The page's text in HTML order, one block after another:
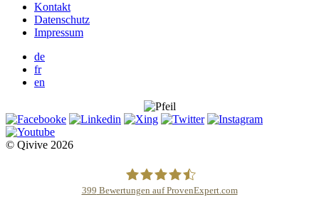
Kontakt
Datenschutz
Impressum
de
fr
en
© Qivive 2026
399 Bewertungen auf ProvenExpert.com